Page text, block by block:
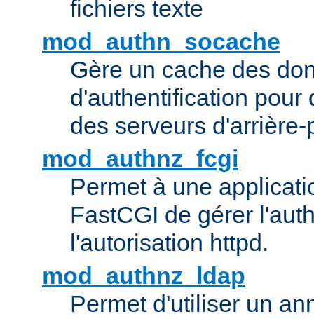
fichiers texte
mod_authn_socache
Gère un cache des
d'authentification pour
des serveurs d'arrière-
mod_authnz_fcgi
Permet à une
FastCGI de gérer
l'autorisation httpd.
mod_authnz_ldap
Permet d'utiliser un